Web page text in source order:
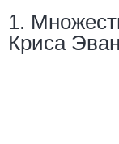
1.
Криса